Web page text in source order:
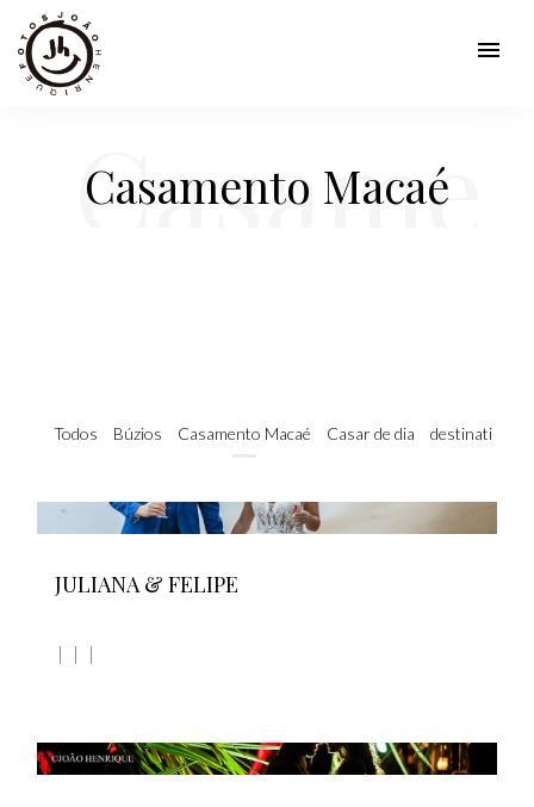
menu
Casamento Macaé
Casame
Macaé
Todos Búzios Casamento Macaé Casar de dia destination
JULIANA & FELIPE